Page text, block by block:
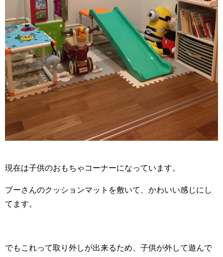
現在は子供のおもちゃコーナーになっています。
プーさんのクッションマットを敷いて、かわいい感じにし
てます。
でもこれって取り外しが出来るため、子供が外して遊んで